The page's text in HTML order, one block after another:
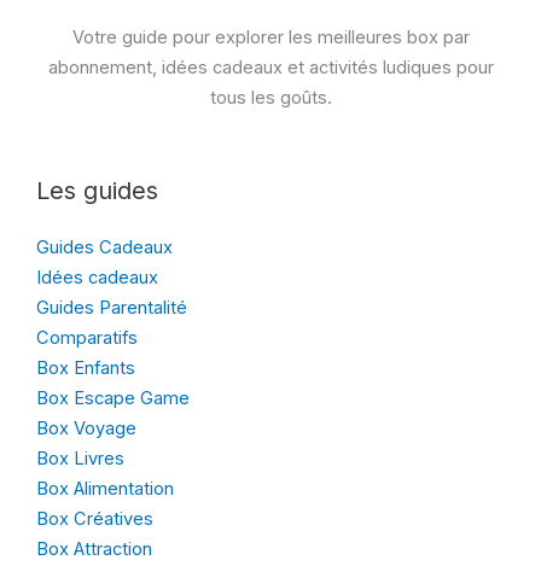
Votre guide pour explorer les meilleures box par
abonnement, idées cadeaux et activités ludiques pour
tous les goûts.
Les guides
Guides Cadeaux
Idées cadeaux
Guides Parentalité
Comparatifs
Box Enfants
Box Escape Game
Box Voyage
Box Livres
Box Alimentation
Box Créatives
Box Attraction